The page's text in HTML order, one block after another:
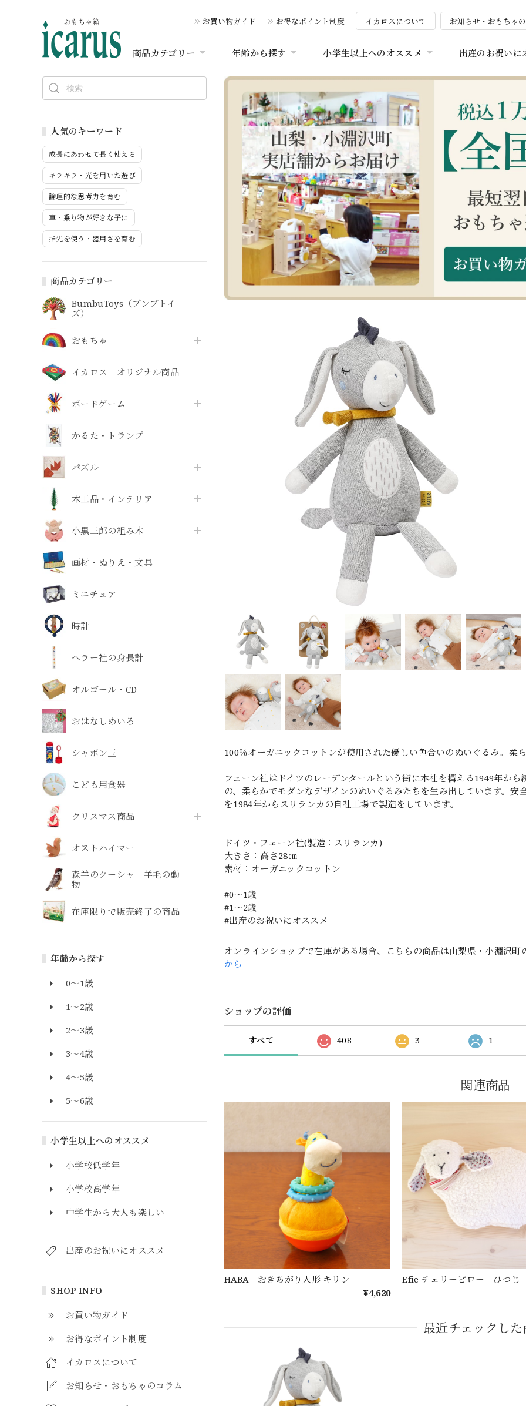
お買い物ガイド お得なポイント制度 イカロスについて お知らせ・おもちゃ
商品カテゴリー 年齢から探す 小学生以上へのオススメ 出産のお祝いに
人気のキーワード
成長にあわせて長く使える
キラキラ・光を用いた遊び
論理的な思考力を育む
車・乗り物が好きな子に
指先を使う・器用さを育む
商品カテゴリー
BumbuToys（ブンブトイ
ズ）
おもちゃ
イカロス オリジナル商品
ボードゲーム
かるた・トランプ
パズル
木工品・インテリア
小黒三郎の組み木
画材・ぬりえ・文具
ミニチュア
時計
ヘラー社の身長計
オルゴール・CD
おはなしめいろ
シャボン玉
こども用食器
クリスマス商品
オストハイマー
森羊のクーシャ 羊毛の動
物
在庫限りで販売終了の商品
年齢から探す
0～1歳
1～2歳
2～3歳
3～4歳
4～5歳
5～6歳
小学生以上へのオススメ
小学校低学年
小学校高学年
中学生から大人も楽しい
出産のお祝いにオススメ
SHOP INFO
お買い物ガイド
お得なポイント制度
イカロスについて
お知らせ・おもちゃのコラム
100％オーガニックコットンが使用された優しい色合いのぬいぐるみ。柔
フェーン社はドイツのレーデンタールという街に本社を構える1949年か
の、柔らかでモダンなデザインのぬいぐるみたちを生み出しています。
を1984年からスリランカの自社工場で製造をしています。
ドイツ・フェーン社(製造：スリランカ)
大きさ：高さ28㎝
素材：オーガニックコットン
#0〜1歳
#1〜2歳
#出産のお祝いにオススメ
オンラインショップで在庫がある場合、こちらの商品は山梨県・小淵沢
から
ショップの評価
すべて 408 3 1
関連商品
HABA おきあがり人形 キリン
¥4,620
Efie チェリーピロー ひつじ
最近チェックし